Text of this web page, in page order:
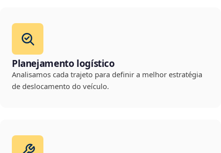
Planejamento logístico
Analisamos cada trajeto para definir a melhor estratégia
de deslocamento do veículo.